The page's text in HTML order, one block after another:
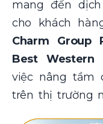
mang đến
cho khách
Charm Group
Best Western
việc nâng tầm
trên thị trường